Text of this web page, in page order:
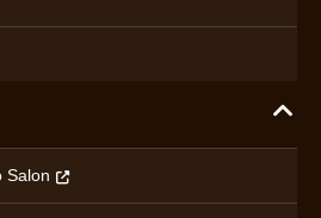
よび生成AIの利用指針
Salon